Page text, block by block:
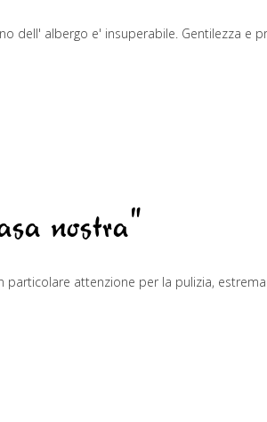
dell' albergo e' insuperabile. Gentilezza e
nostra"
particolare attenzione per la pulizia,